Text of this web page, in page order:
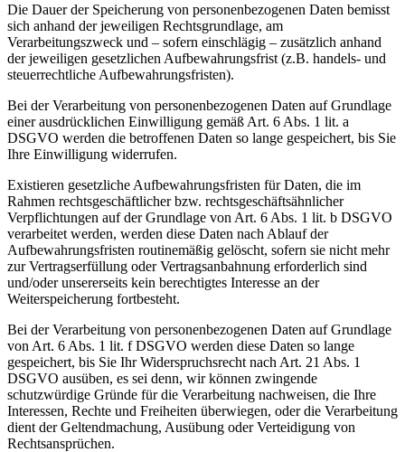
Die Dauer der Speicherung von personenbezogenen Daten bemisst
sich anhand der jeweiligen Rechtsgrundlage, am
Verarbeitungszweck und – sofern einschlägig – zusätzlich anhand
der jeweiligen gesetzlichen Aufbewahrungsfrist (z.B. handels- und
steuerrechtliche Aufbewahrungsfristen).
Bei der Verarbeitung von personenbezogenen Daten auf Grundlage
einer ausdrücklichen Einwilligung gemäß Art. 6 Abs. 1 lit. a
DSGVO werden die betroffenen Daten so lange gespeichert, bis Sie
Ihre Einwilligung widerrufen.
Existieren gesetzliche Aufbewahrungsfristen für Daten, die im
Rahmen rechtsgeschäftlicher bzw. rechtsgeschäftsähnlicher
Verpflichtungen auf der Grundlage von Art. 6 Abs. 1 lit. b DSGVO
verarbeitet werden, werden diese Daten nach Ablauf der
Aufbewahrungsfristen routinemäßig gelöscht, sofern sie nicht mehr
zur Vertragserfüllung oder Vertragsanbahnung erforderlich sind
und/oder unsererseits kein berechtigtes Interesse an der
Weiterspeicherung fortbesteht.
Bei der Verarbeitung von personenbezogenen Daten auf Grundlage
von Art. 6 Abs. 1 lit. f DSGVO werden diese Daten so lange
gespeichert, bis Sie Ihr Widerspruchsrecht nach Art. 21 Abs. 1
DSGVO ausüben, es sei denn, wir können zwingende
schutzwürdige Gründe für die Verarbeitung nachweisen, die Ihre
Interessen, Rechte und Freiheiten überwiegen, oder die Verarbeitung
dient der Geltendmachung, Ausübung oder Verteidigung von
Rechtsansprüchen.